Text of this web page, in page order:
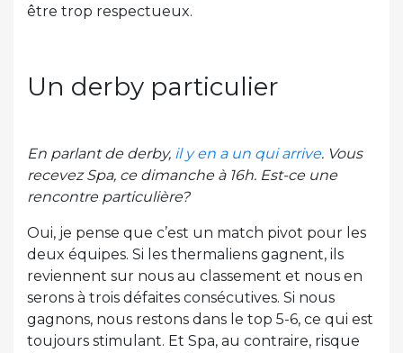
être trop respectueux.
Un derby particulier
En parlant de derby, il y en a un qui arrive. Vous
recevez Spa, ce dimanche à 16h. Est-ce une
rencontre particulière?
Oui, je pense que c’est un match pivot pour les
deux équipes. Si les thermaliens gagnent, ils
reviennent sur nous au classement et nous en
serons à trois défaites consécutives. Si nous
gagnons, nous restons dans le top 5-6, ce qui est
toujours stimulant. Et Spa, au contraire, risque